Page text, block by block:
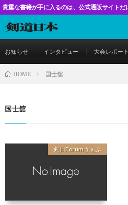
に入るのは、公式通販サイトだけ！
お知らせ インタビュー 大会レポート
HOME 国士舘
国士舘
剣日Forumうぇぶ